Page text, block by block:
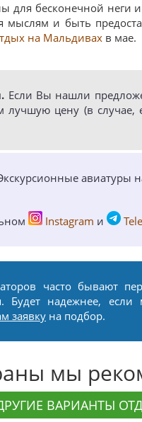
для бесконечной неги
мыслям и быть
на Мальдивах в мае.
Если Вы нашли
цену (в случае,
авиатуры
Instagram и
часто бывают
Будет надежнее,
заявку на подбор.
мы
ВАРИАНТЫ